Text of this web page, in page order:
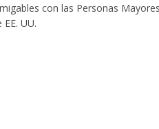
con las Personas
UU.